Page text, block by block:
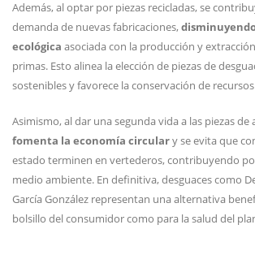
Además, al optar por piezas recicladas, se
demanda de nuevas fabricaciones,
ecológica asociada con la producción y
primas. Esto alinea la elección de piezas de
sostenibles y favorece la conservación de
Asimismo, al dar una segunda vida a las piezas de
fomenta la economía circulary se evita que
estado terminen en vertederos, contribuyendo
medio ambiente. En definitiva, desguaces como
García González representan una alternativa
bolsillo del consumidor como para la salud del